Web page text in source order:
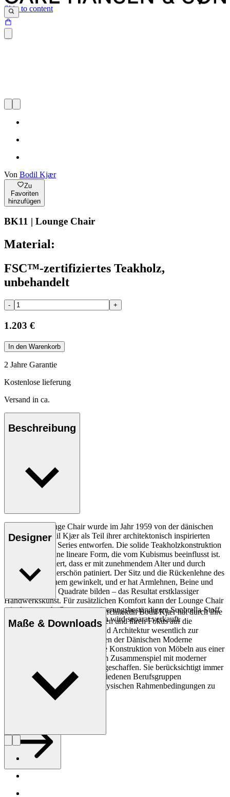
Skip to content
Von Bodil Kjær
Zu
Favoriten
hinzufügen
BK11 | Lounge Chair
Material:
FSC™-zertifiziertes Teakholz,
unbehandelt
- +
1.203 €
In den Warenkorb
2 Jahre Garantie
Kostenlose lieferung
Versand in ca.
Beschreibung
Der BK11 Lounge Chair wurde im Jahr 1959 von der dänischen
Architektin Bodil Kjær als Teil ihrer architektonisch inspirierten
Indoor-Outdoor Series entworfen. Die solide Teakholzkonstruktion
des Stuhls hat eine lineare Form, die vom Kubismus beeinflusst ist.
Er ist so konzipiert, dass er mit zunehmendem Alter und durch
Gebrauch wunderschön patiniert. Der Sitz und die Rückenlehne des
Stuhls sind bequem gewinkelt, und er hat Armlehnen, Beine und
Kufen, die zwei Quadrate bilden – das Resultat erstklassiger
Handwerkskunst. Für zusätzlichen Komfort kann der Lounge Chair
mit eleganten Auflagen aus witterungsbeständigem Sunbrella-Stoff
ausgestattet werden. Das Kissen wird separat verkauft.
Designer
Die dänische Professorin und Architektin Bodil Kjær hat durch ihre
Reisen, das Sammeln von Wissen und ihren Fokus auf die
Beziehung zwischen Design und Architektur wesentlich zur
Verbreitung der Designprinzipien der Dänischen Moderne
beigetragen. Kjær betrachtet die Konstruktion von Möbeln aus einer
rein technischen Perspektive, im Zusammenspiel mit moderner
Architektur und für Menschen geschaffen. Sie berücksichtigt immer
den Kontext und hat mit verschiedenen Berufsgruppen
zusammengearbeitet, um die physischen Rahmenbedingungen zu
Maße & Downloads